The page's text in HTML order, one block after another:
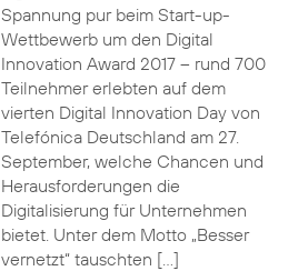
Spannung pur beim Start-up-
Wettbewerb um den Digital
Innovation Award 2017 – rund 700
Teilnehmer erlebten auf dem
vierten Digital Innovation Day von
Telefónica Deutschland am 27.
September, welche Chancen und
Herausforderungen die
Digitalisierung für Unternehmen
bietet. Unter dem Motto „Besser
vernetzt“ tauschten […]